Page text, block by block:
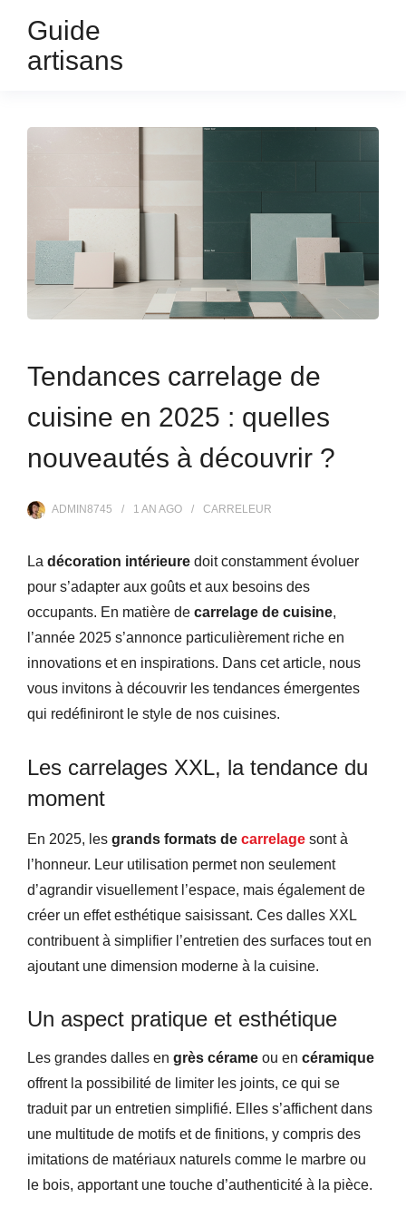
Guide
artisans
Tendances carrelage de
cuisine en 2025 : quelles
nouveautés à découvrir ?
ADMIN8745 1 AN AGO CARRELEUR
La décoration intérieure doit constamment évoluer
pour s’adapter aux goûts et aux besoins des
occupants. En matière de carrelage de cuisine,
l’année 2025 s’annonce particulièrement riche en
innovations et en inspirations. Dans cet article, nous
vous invitons à découvrir les tendances émergentes
qui redéfiniront le style de nos cuisines.
Les carrelages XXL, la tendance du
moment
En 2025, les grands formats de carrelage sont à
l’honneur. Leur utilisation permet non seulement
d’agrandir visuellement l’espace, mais également de
créer un effet esthétique saisissant. Ces dalles XXL
contribuent à simplifier l’entretien des surfaces tout en
ajoutant une dimension moderne à la cuisine.
Un aspect pratique et esthétique
Les grandes dalles en grès cérame ou en céramique
offrent la possibilité de limiter les joints, ce qui se
traduit par un entretien simplifié. Elles s’affichent dans
une multitude de motifs et de finitions, y compris des
imitations de matériaux naturels comme le marbre ou
le bois, apportant une touche d’authenticité à la pièce.